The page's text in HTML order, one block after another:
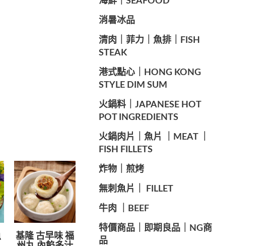
基隆 古早味 福
️消暑冰品
️清肉｜菲力｜魚排｜FISH
STEAK
️港式點心｜HONG KONG
STYLE DIM SUM
️火鍋料｜JAPANESE HOT
POT INGREDIENTS
️火鍋肉片｜魚片 ｜MEAT ｜
FISH FILLETS
️炸物｜煎烤
️無刺魚片｜ FILLET
牛肉 ｜BEEF
️特價商品｜即期良品｜NG商
品